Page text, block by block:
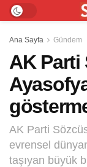
Ana Sayfa Gündem
AK Parti
AK Parti
evrensel
taşıyan büyük